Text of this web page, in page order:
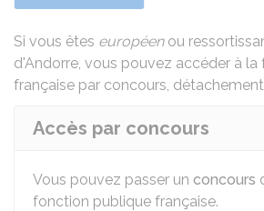
Si vous êtes européenou
d'Andorre, vous pouvez accéder à
française par concours,
Accès par concours
Vous pouvez passer un concours
fonction publique française.